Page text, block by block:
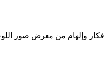
أفكار وإلهام من معرض صور